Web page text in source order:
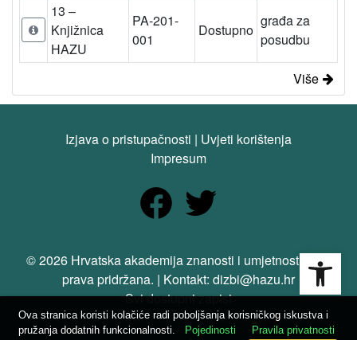
13 –
Knjižnica
HAZU
PA-201-
001
Dostupno
građa za
posudbu
Više
Izjava o pristupačnosti | Uvjeti korištenja
Impresum
© 2026 Hrvatska akademija znanosti i umjetnosti. Sva
prava pridržana. | Kontakt: dizbi@hazu.hr
Svi dostupni zapisi
Ova stranica koristi kolačiće radi poboljšanja korisničkog iskustva i
pružanja dodatnih funkcionalnosti.
Pojedinosti Pravila privatnosti